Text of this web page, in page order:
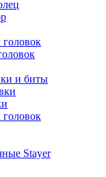
и биты
Stayer